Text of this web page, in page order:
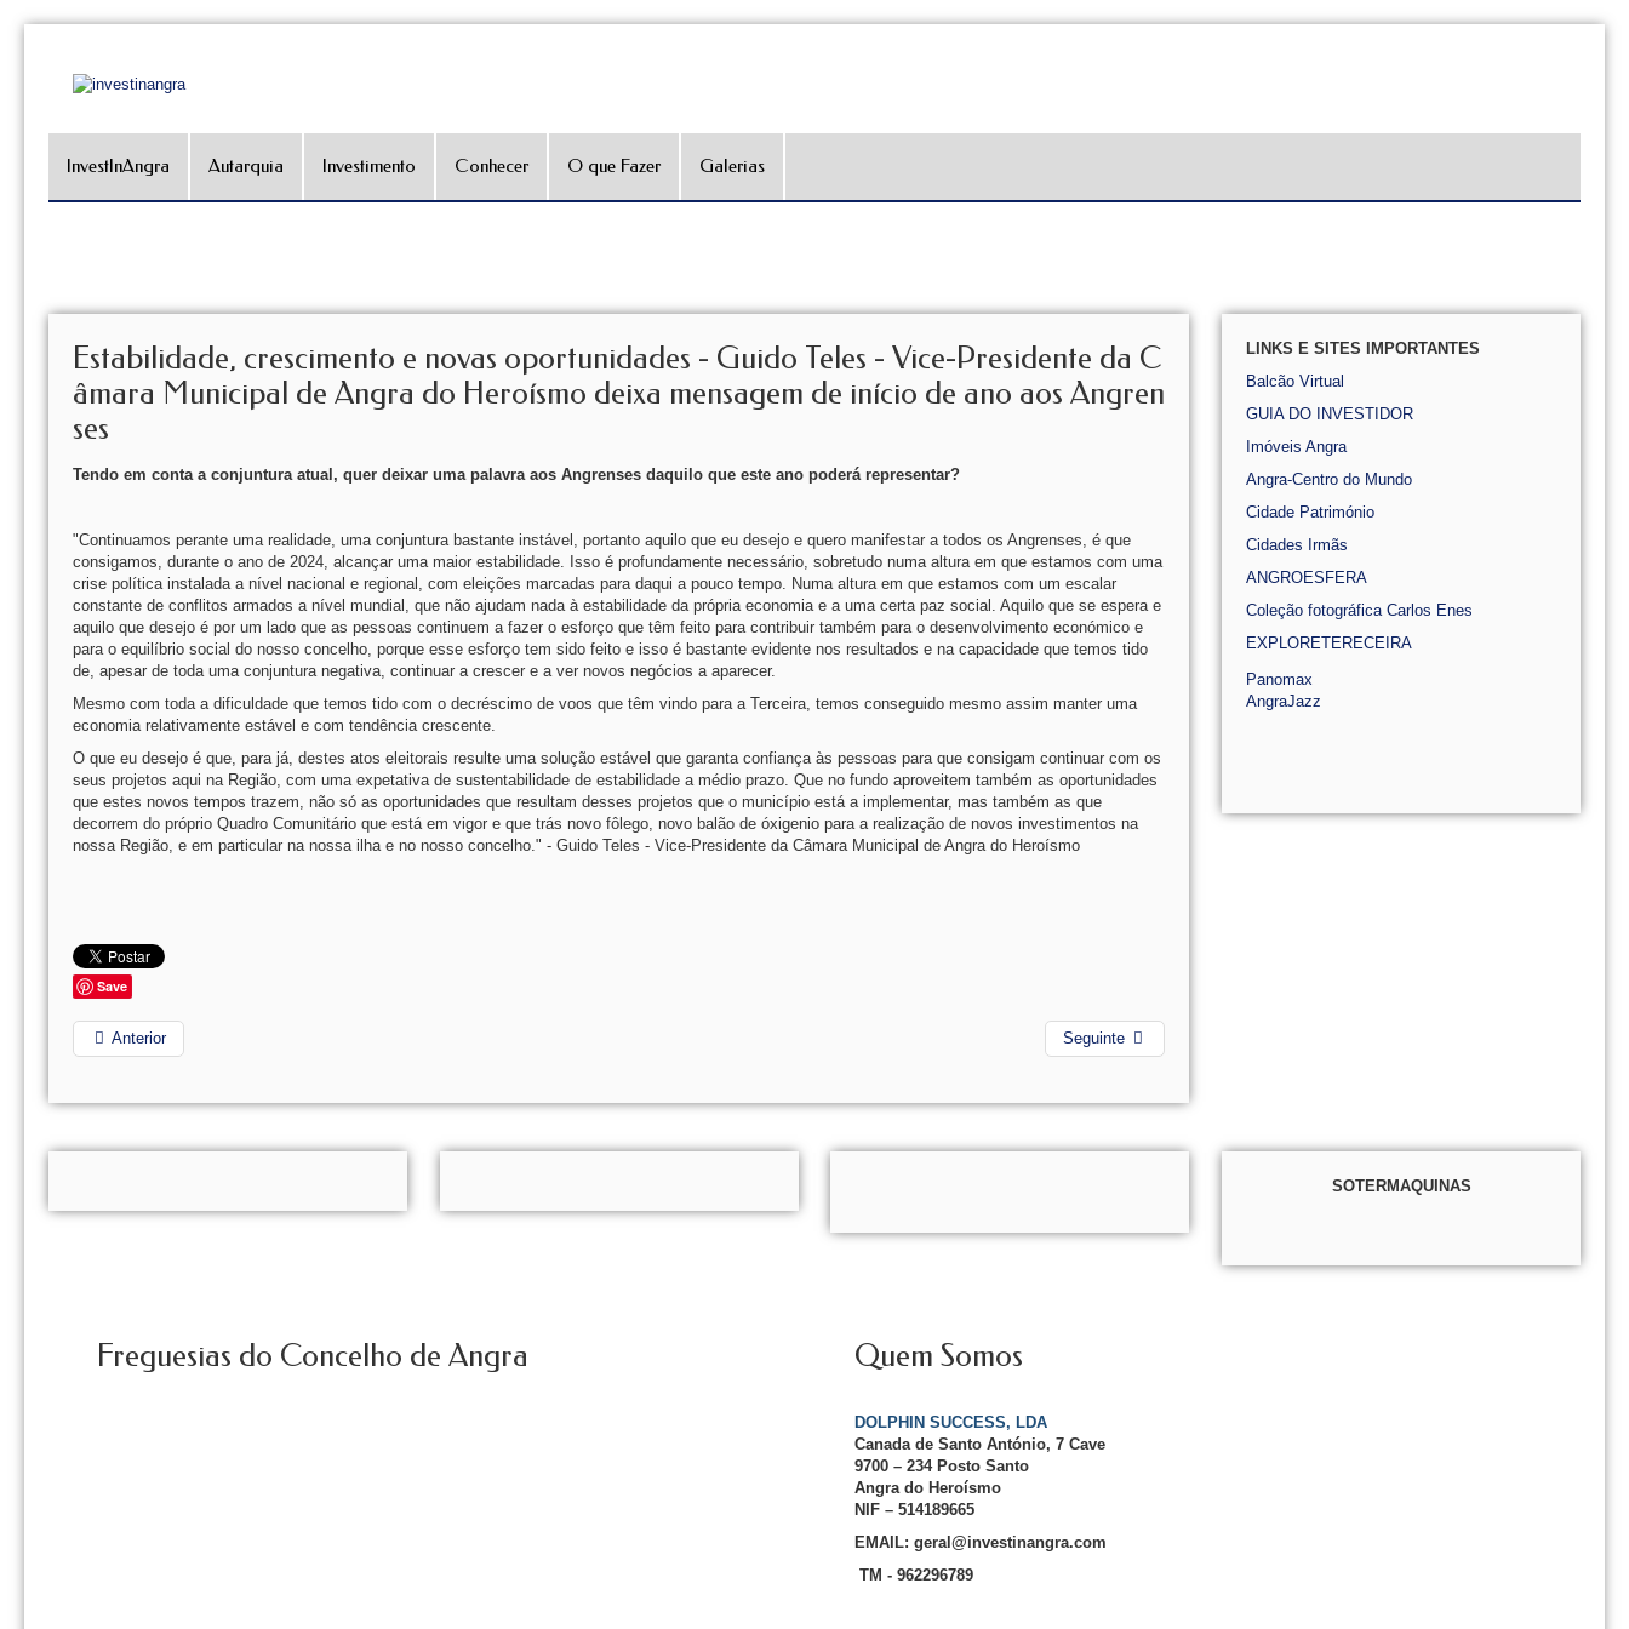
InvestInAngra Autarquia Investimento Conhecer O que Fazer Galerias
Estabilidade, crescimento e novas oportunidades - Guido Teles - Vice-Presidente da C
âmara Municipal de Angra do Heroísmo deixa mensagem de início de ano aos Angren
ses
Tendo em conta a conjuntura atual, quer deixar uma palavra aos Angrenses daquilo que este ano poderá representar?
"Continuamos perante uma realidade, uma conjuntura bastante instável, portanto aquilo que eu desejo e quero manifestar a todos os Angrenses, é que
consigamos, durante o ano de 2024, alcançar uma maior estabilidade. Isso é profundamente necessário, sobretudo numa altura em que estamos com uma
crise política instalada a nível nacional e regional, com eleições marcadas para daqui a pouco tempo. Numa altura em que estamos com um escalar
constante de conflitos armados a nível mundial, que não ajudam nada à estabilidade da própria economia e a uma certa paz social. Aquilo que se espera e
aquilo que desejo é por um lado que as pessoas continuem a fazer o esforço que têm feito para contribuir também para o desenvolvimento económico e
para o equilíbrio social do nosso concelho, porque esse esforço tem sido feito e isso é bastante evidente nos resultados e na capacidade que temos tido
de, apesar de toda uma conjuntura negativa, continuar a crescer e a ver novos negócios a aparecer.
Mesmo com toda a dificuldade que temos tido com o decréscimo de voos que têm vindo para a Terceira, temos conseguido mesmo assim manter uma
economia relativamente estável e com tendência crescente.
O que eu desejo é que, para já, destes atos eleitorais resulte uma solução estável que garanta confiança às pessoas para que consigam continuar com os
seus projetos aqui na Região, com uma expetativa de sustentabilidade de estabilidade a médio prazo. Que no fundo aproveitem também as oportunidades
que estes novos tempos trazem, não só as oportunidades que resultam desses projetos que o município está a implementar, mas também as que
decorrem do próprio Quadro Comunitário que está em vigor e que trás novo fôlego, novo balão de óxigenio para a realização de novos investimentos na
nossa Região, e em particular na nossa ilha e no nosso concelho." - Guido Teles - Vice-Presidente da Câmara Municipal de Angra do Heroísmo
Save
Anterior Seguinte
LINKS E SITES IMPORTANTES
Balcão Virtual
GUIA DO INVESTIDOR
Imóveis Angra
Angra-Centro do Mundo
Cidade Património
Cidades Irmãs
ANGROESFERA
Coleção fotográfica Carlos Enes
EXPLORETERECEIRA
Panomax
AngraJazz
SOTERMAQUINAS
Freguesias do Concelho de Angra Quem Somos
DOLPHIN SUCCESS, LDA
Canada de Santo António, 7 Cave
9700 – 234 Posto Santo
Angra do Heroísmo
NIF – 514189665
EMAIL: geral@investinangra.com
TM - 962296789